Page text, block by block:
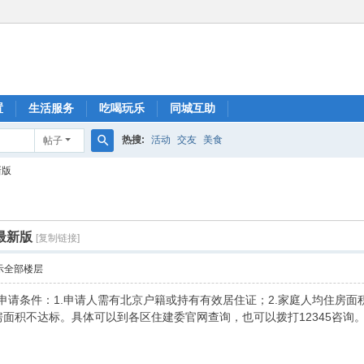
生活服务 吃喝玩乐 同城互助
帖子 热搜: 活动 交友 美食
新版 [复制链接]
全部楼层
请条件：1.申请人需有北京户籍或持有有效居住证；2.家庭人均住房
积不达标。具体可以到各区住建委官网查询，也可以拨打12345咨询。